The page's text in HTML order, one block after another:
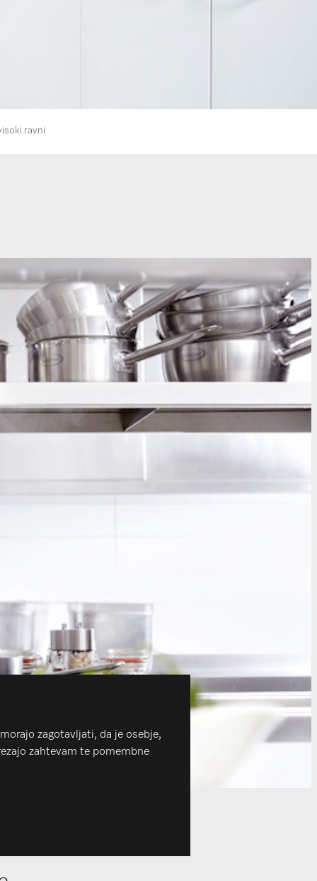
ravni
zagotavljati, da je osebje,
zahtevam te pomembne